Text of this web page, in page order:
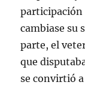
participación
cambiase su
parte, el
que
se convirtió